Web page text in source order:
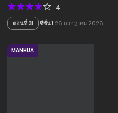
4
ตอนที่ 31 ซีซั่น 1 26 กรกฎาคม 2026
MANHUA